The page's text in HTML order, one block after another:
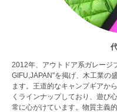
2012年、アウトドア系ガレージ
GIFU,JAPAN"を掲げ、木工業の
ます。王道的なキャンプギアか
くラインナップしており、遊び
常に心がけています。物質主義